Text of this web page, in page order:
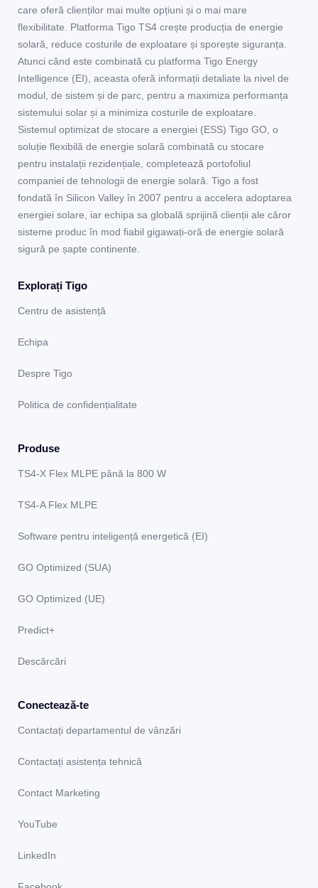
care oferă clienților mai multe opțiuni și o mai mare
flexibilitate. Platforma Tigo TS4 crește producția de energie
solară, reduce costurile de exploatare și sporește siguranța.
Atunci când este combinată cu platforma Tigo Energy
Intelligence (EI), aceasta oferă informații detaliate la nivel de
modul, de sistem și de parc, pentru a maximiza performanța
sistemului solar și a minimiza costurile de exploatare.
Sistemul optimizat de stocare a energiei (ESS) Tigo GO, o
soluție flexibilă de energie solară combinată cu stocare
pentru instalații rezidențiale, completează portofoliul
companiei de tehnologii de energie solară. Tigo a fost
fondată în Silicon Valley în 2007 pentru a accelera adoptarea
energiei solare, iar echipa sa globală sprijină clienții ale căror
sisteme produc în mod fiabil gigawați-oră de energie solară
sigură pe șapte continente.
Explorați Tigo
Centru de asistență
Echipa
Despre Tigo
Politica de confidențialitate
Produse
TS4-X Flex MLPE până la 800 W
TS4-A Flex MLPE
Software pentru inteligență energetică (EI)
GO Optimized (SUA)
GO Optimized (UE)
Predict+
Descărcări
Conectează-te
Contactați departamentul de vânzări
Contactați asistența tehnică
Contact Marketing
YouTube
LinkedIn